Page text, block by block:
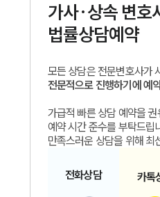
가사·상속변호
법률상담예약
모든 상담은 전문변호사가
전문적으로 진행하기에 예
가급적 빠른 상담 예약을 권
예약 시간 준수를 부탁드립
만족스러운 상담을 위해 최
전화상담 카톡